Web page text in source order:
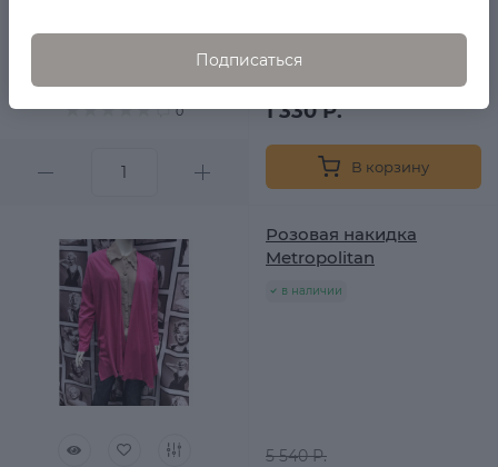
0 1 330 Р.
В корзину
Розовая накидка
Metropolitan
в наличии
5 540 Р.
Подписаться